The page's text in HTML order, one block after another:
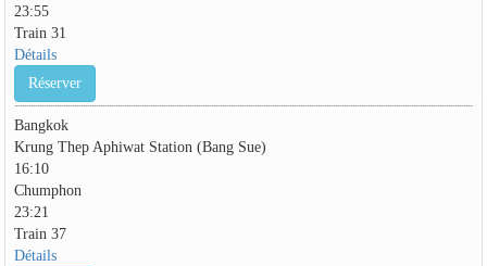
23:55
Train 31
Détails
Réserver
Bangkok
Krung Thep Aphiwat Station (Bang Sue)
16:10
Chumphon
23:21
Train 37
Détails